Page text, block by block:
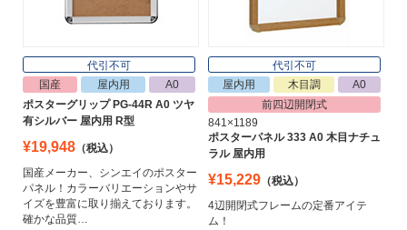
代引不可
国産
屋内用
A0
ポスターグリップ PG-44R A0 ツヤ
有シルバー 屋内用 R型
¥19,948 （税込）
国産メーカー、シンエイのポスター
パネル！カラーバリエーションやサ
イズを豊富に取り揃えております。
確かな品質…
代引不可
屋内用
木目調
A0
前四辺開閉式
841×1189
ポスターパネル 333 A0 木目ナチュ
ラル 屋内用
¥15,229 （税込）
4辺開閉式フレームの定番アイテ
ム！